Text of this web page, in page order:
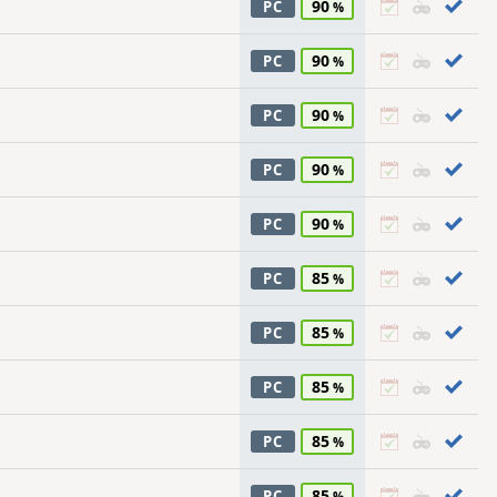
PC 90
PC 90
PC 90
PC 90
PC 90
PC 85
PC 85
PC 85
PC 85